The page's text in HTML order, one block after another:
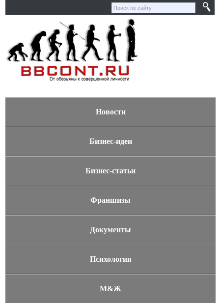
Новости
Бизнес-идеи
Бизнес-статьи
Франшизы
Документы
Психология
М&Ж